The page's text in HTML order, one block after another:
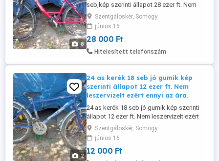
8
seb,kép szerinti állapot 28 ezer ft. Nem
leszervizelt ezért ennyi az ára.
Szentgáloskér, Somogy
június 16
28 000 Ft
Hitelesített telefonszám
2
24 as kerék 18 seb jó gumik kép
szerinti állapot 12 ezer ft. Nem
leszervizelt ezért ennyi az ára.
24 as kerék 18 seb jó gumik kép szerinti
állapot 12 ezer ft. Nem leszervizelt ezért
ennyi az ára.
Szentgáloskér, Somogy
június 16
12 000 Ft